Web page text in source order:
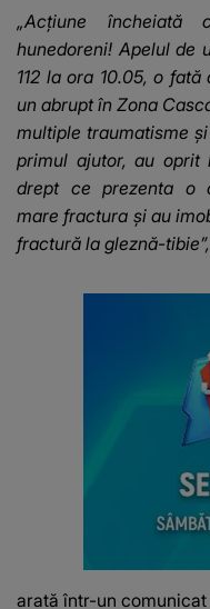
„Acţiune încheiată
hunedoreni! Apelul de
112 la ora 10.05, o
un abrupt în Zona
multiple traumatisme
primul ajutor, au oprit
drept ce prezenta o
mare fractura şi au
fractură la gleznă-tibie”,
arată într-un